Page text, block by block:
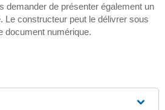
demander de présenter également un
Le constructeur peut le délivrer sous
document numérique.